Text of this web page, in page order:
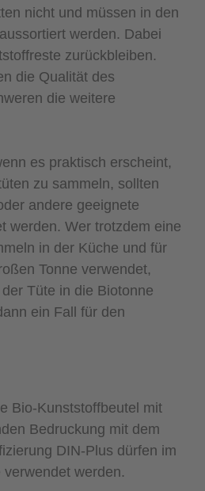
nicht und müssen in den
werden. Dabei
zurückbleiben.
die Qualität des
die weitere
es praktisch erscheint,
zu sammeln, sollten
andere geeignete
werden. Wer trotzdem eine
in der Küche und für
Tonne verwendet,
Tüte in die Biotonne
ein Fall für den
Bio-Kunststoffbeutel mit
Bedruckung mit dem
DIN-Plus dürfen im
werden.